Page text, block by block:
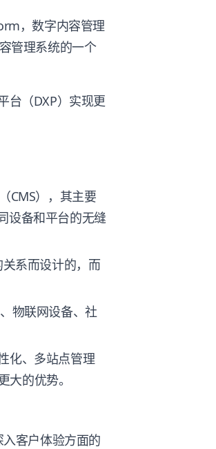
，数字内容管理
管理系统的一个
台（DXP）实现更
CMS），其主要
设备和平台的无缝
系而设计的，而
物联网设备、社
化、多站点管理
的优势。
客户体验方面的